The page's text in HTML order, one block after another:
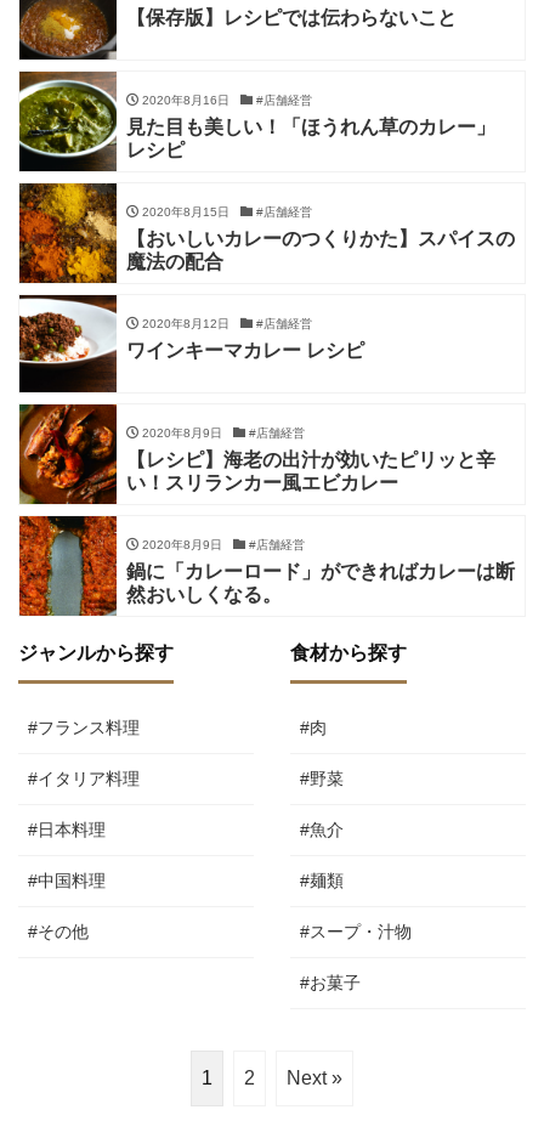
【保存版】レシピでは伝わらないこと
2020年8月16日 #店舗経営
見た目も美しい！「ほうれん草のカレー」
レシピ
2020年8月15日 #店舗経営
【おいしいカレーのつくりかた】スパイスの
魔法の配合
2020年8月12日 #店舗経営
ワインキーマカレー レシピ
2020年8月9日 #店舗経営
【レシピ】海老の出汁が効いたピリッと辛
い！スリランカー風エビカレー
2020年8月9日 #店舗経営
鍋に「カレーロード」ができればカレーは断
然おいしくなる。
ジャンルから探す
#フランス料理
#イタリア料理
#日本料理
#中国料理
#その他
食材から探す
#肉
#野菜
#魚介
#麺類
#スープ・汁物
#お菓子
1 2 Next »